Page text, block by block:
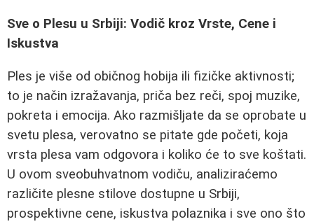
Sve o Plesu u Srbiji: Vodič kroz Vrste, Cene i
Iskustva
Ples je više od običnog hobija ili fizičke aktivnosti;
to je način izražavanja, priča bez reči, spoj muzike,
pokreta i emocija. Ako razmišljate da se oprobate u
svetu plesa, verovatno se pitate gde početi, koja
vrsta plesa vam odgovora i koliko će to sve koštati.
U ovom sveobuhvatnom vodiču, analiziraćemo
različite plesne stilove dostupne u Srbiji,
prospektivne cene, iskustva polaznika i sve ono što